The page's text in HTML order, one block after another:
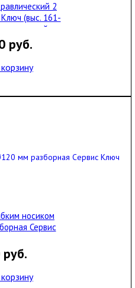
2
(выс. 161-
руб.
носиком
Сервис